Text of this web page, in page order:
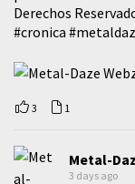
Derechos
#cronica
3 1
Metal-
3 days ago